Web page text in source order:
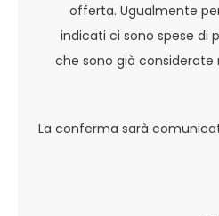
offerta. Ugualmente
indicati ci sono spese di
che sono già considerate
La conferma sarà